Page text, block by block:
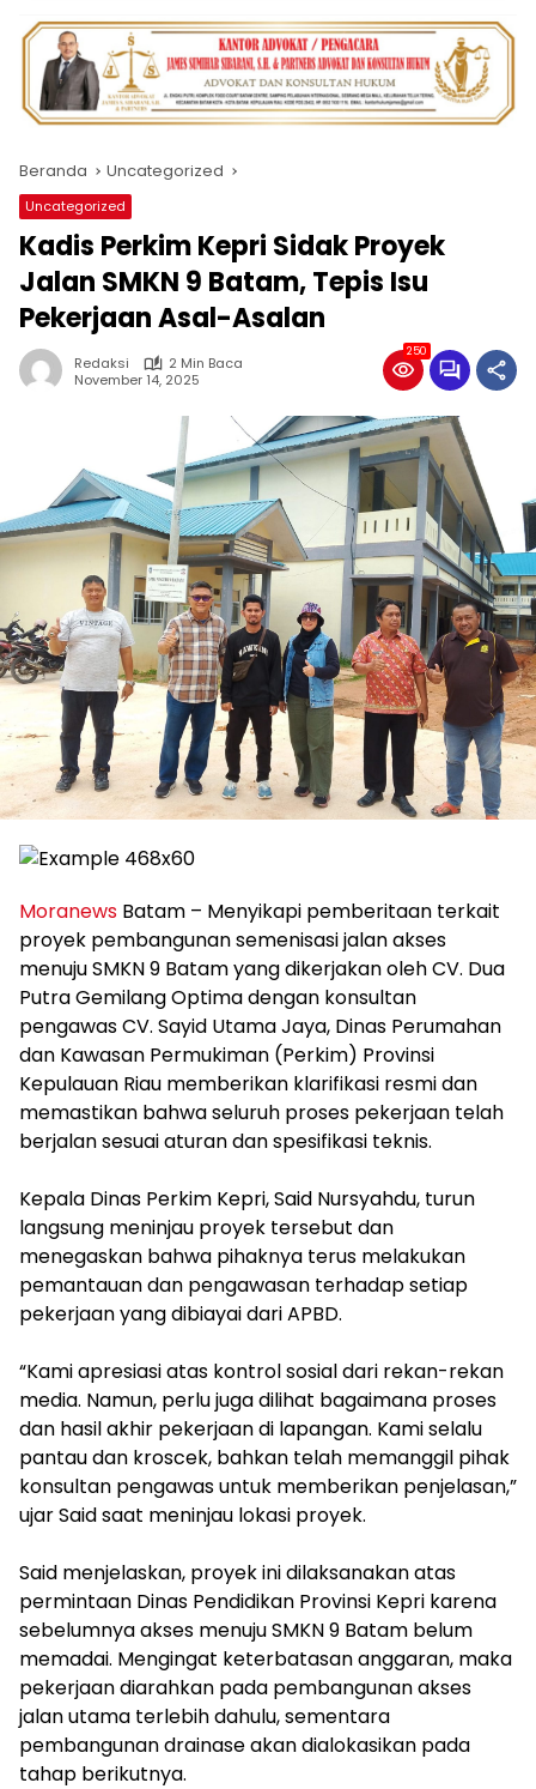
Beranda Uncategorized
Uncategorized
Kadis Perkim Kepri Sidak Proyek
Jalan SMKN 9 Batam, Tepis Isu
Pekerjaan Asal-Asalan
Redaksi
2 Min Baca
November 14, 2025
250
Moranews Batam – Menyikapi pemberitaan terkait
proyek pembangunan semenisasi jalan akses
menuju SMKN 9 Batam yang dikerjakan oleh CV. Dua
Putra Gemilang Optima dengan konsultan
pengawas CV. Sayid Utama Jaya, Dinas Perumahan
dan Kawasan Permukiman (Perkim) Provinsi
Kepulauan Riau memberikan klarifikasi resmi dan
memastikan bahwa seluruh proses pekerjaan telah
berjalan sesuai aturan dan spesifikasi teknis.
‎Kepala Dinas Perkim Kepri, Said Nursyahdu, turun
langsung meninjau proyek tersebut dan
menegaskan bahwa pihaknya terus melakukan
pemantauan dan pengawasan terhadap setiap
pekerjaan yang dibiayai dari APBD.
‎“Kami apresiasi atas kontrol sosial dari rekan-rekan
media. Namun, perlu juga dilihat bagaimana proses
dan hasil akhir pekerjaan di lapangan. Kami selalu
pantau dan kroscek, bahkan telah memanggil pihak
konsultan pengawas untuk memberikan penjelasan,”
ujar Said saat meninjau lokasi proyek.
‎Said menjelaskan, proyek ini dilaksanakan atas
permintaan Dinas Pendidikan Provinsi Kepri karena
sebelumnya akses menuju SMKN 9 Batam belum
memadai. Mengingat keterbatasan anggaran, maka
pekerjaan diarahkan pada pembangunan akses
jalan utama terlebih dahulu, sementara
pembangunan drainase akan dialokasikan pada
tahap berikutnya.